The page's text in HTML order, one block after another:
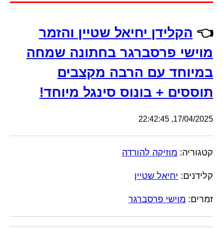
👈 הקלידן יחיאל שטיין והזמר
מוישי פרסברגר בחתונה שמחה
במיוחד עם הרבה מקצבים
תוססים + בונוס סינגל מיוחד!
17/04/2025, 22:42:45
קטגוריה: מוזיקה להורדה
קלידנים: יחיאל שטיין
זמרים: מוישי פרסברגר